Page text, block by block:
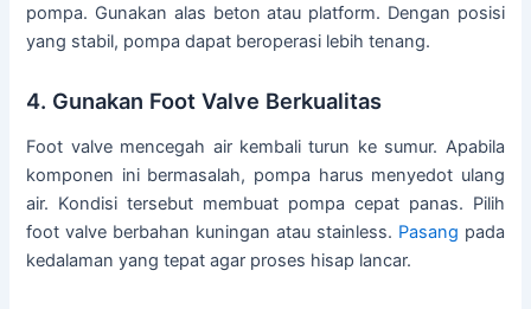
pompa. Gunakan alas beton atau platform. Dengan posisi
yang stabil, pompa dapat beroperasi lebih tenang.
4. Gunakan Foot Valve Berkualitas
Foot valve mencegah air kembali turun ke sumur. Apabila
komponen ini bermasalah, pompa harus menyedot ulang
air. Kondisi tersebut membuat pompa cepat panas. Pilih
foot valve berbahan kuningan atau stainless. Pasang pada
kedalaman yang tepat agar proses hisap lancar.